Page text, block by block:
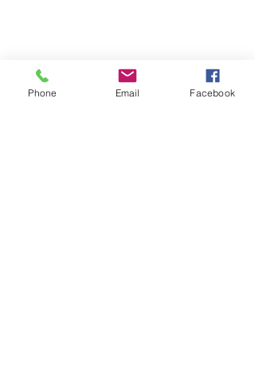
Phone Email Facebook